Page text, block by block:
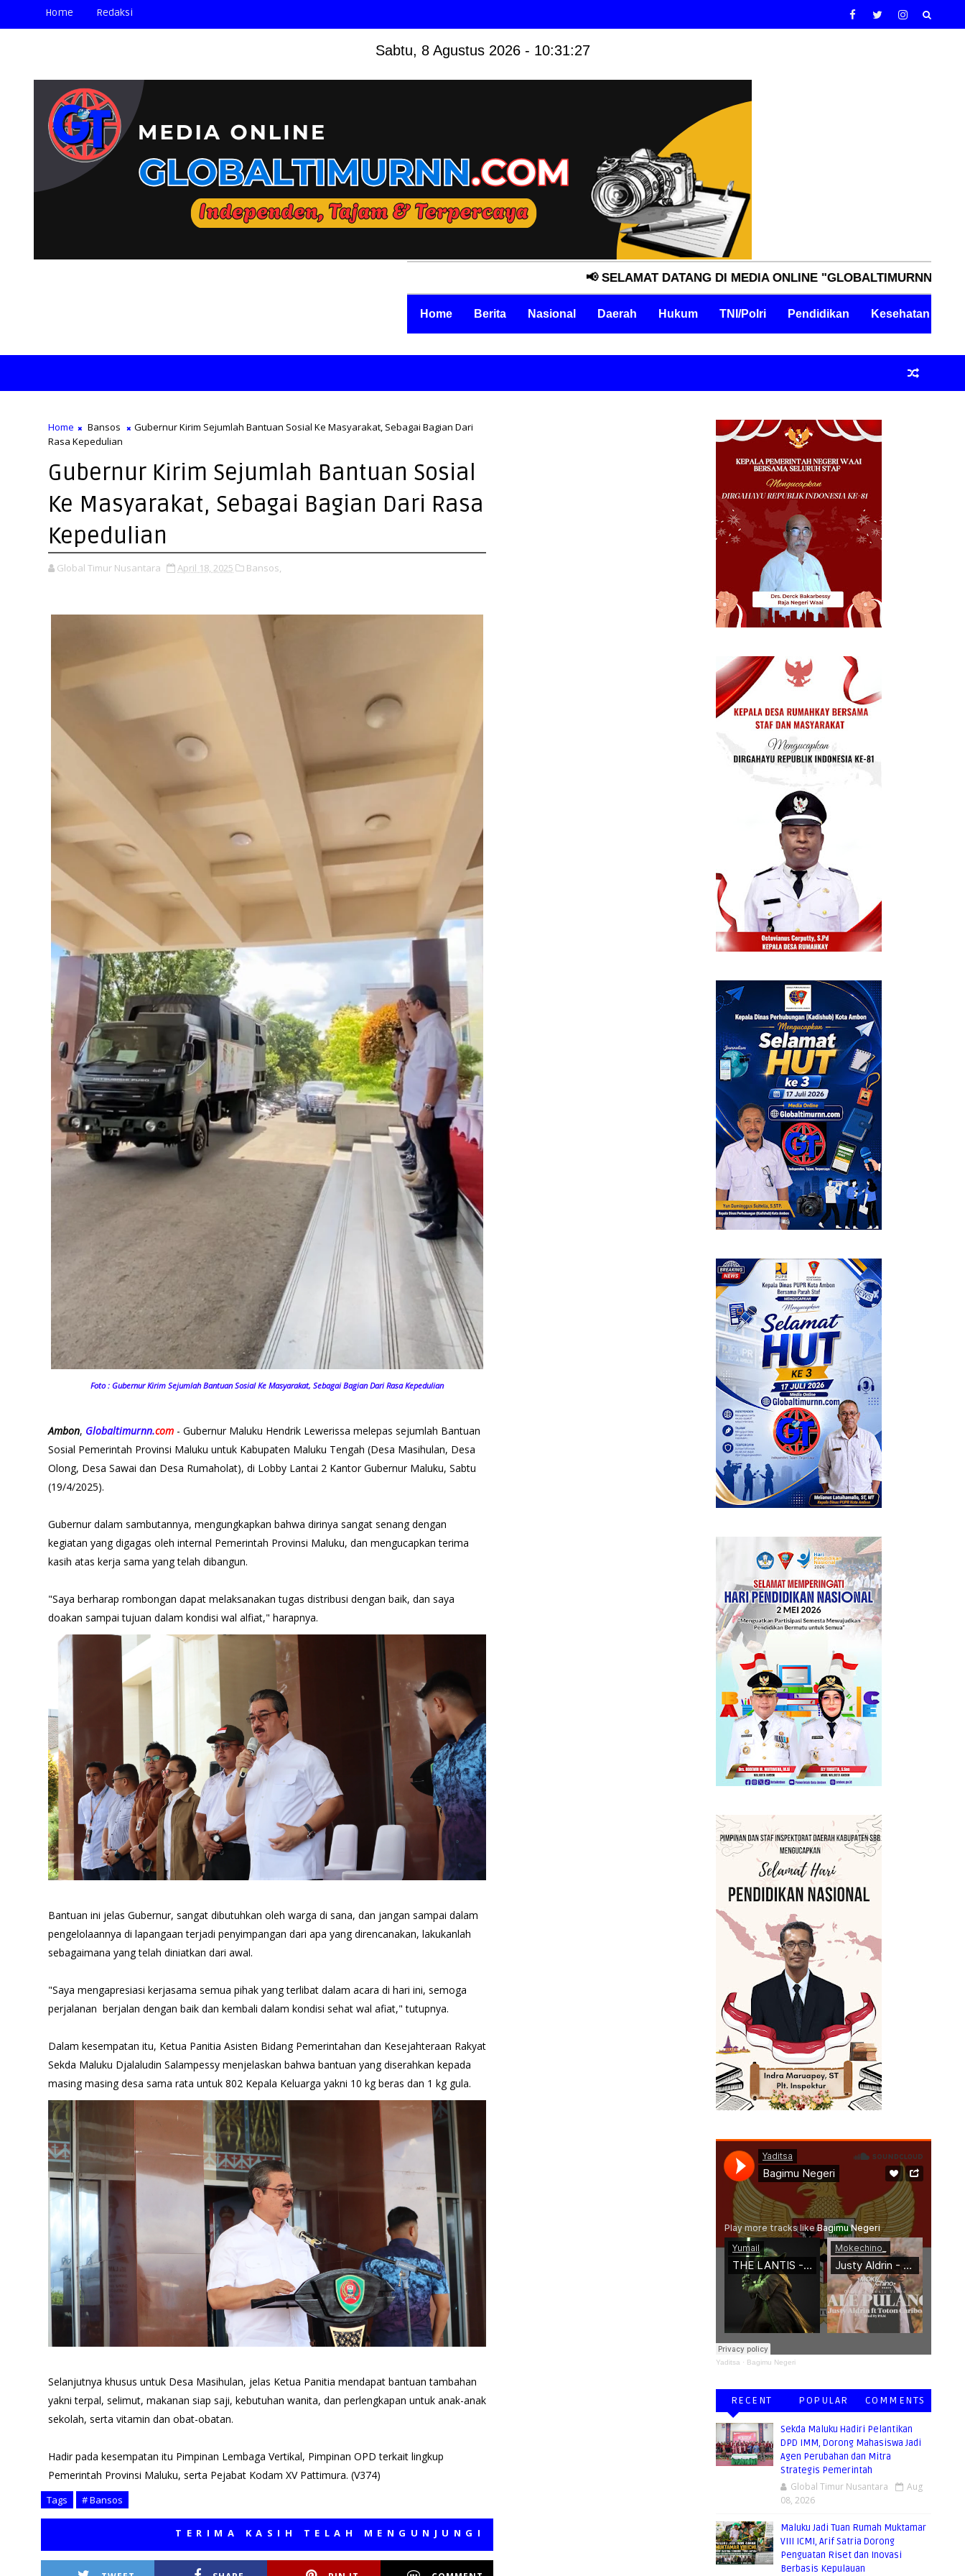
Home Redaksi
Sabtu, 8 Agustus 2026 - 10:31:28
📢 SELAMAT DATANG DI MEDIA ONLINE "GLOBALTIMURNN.COM"
Home Berita Nasional Daerah Hukum TNI/Polri Pendidikan Kesehatan
Home Bansos
Gubernur Kirim Sejumlah Bantuan Sosial Ke Masyarakat, Sebagai Bagian Dari
Rasa Kepedulian
Gubernur Kirim Sejumlah Bantuan Sosial
Ke Masyarakat, Sebagai Bagian Dari Rasa
Kepedulian
Global Timur Nusantara April 18, 2025 Bansos,
Foto : Gubernur Kirim Sejumlah Bantuan Sosial Ke Masyarakat, Sebagai Bagian Dari Rasa Kepedulian
Ambon, Globaltimurnn.com - Gubernur Maluku Hendrik Lewerissa melepas sejumlah Bantuan
Sosial Pemerintah Provinsi Maluku untuk Kabupaten Maluku Tengah (Desa Masihulan, Desa
Olong, Desa Sawai dan Desa Rumaholat), di Lobby Lantai 2 Kantor Gubernur Maluku, Sabtu
(19/4/2025).
Gubernur dalam sambutannya, mengungkapkan bahwa dirinya sangat senang dengan
kegiatan yang digagas oleh internal Pemerintah Provinsi Maluku, dan mengucapkan terima
kasih atas kerja sama yang telah dibangun.
"Saya berharap rombongan dapat melaksanakan tugas distribusi dengan baik, dan saya
doakan sampai tujuan dalam kondisi wal alfiat," harapnya.
Bantuan ini jelas Gubernur, sangat dibutuhkan oleh warga di sana, dan jangan sampai dalam
pengelolaannya di lapangaan terjadi penyimpangan dari apa yang direncanakan, lakukanlah
sebagaimana yang telah diniatkan dari awal.
"Saya mengapresiasi kerjasama semua pihak yang terlibat dalam acara di hari ini, semoga
perjalanan berjalan dengan baik dan kembali dalam kondisi sehat wal afiat," tutupnya.
Dalam kesempatan itu, Ketua Panitia Asisten Bidang Pemerintahan dan Kesejahteraan Rakyat
Sekda Maluku Djalaludin Salampessy menjelaskan bahwa bantuan yang diserahkan kepada
masing masing desa sama rata untuk 802 Kepala Keluarga yakni 10 kg beras dan 1 kg gula.
Selanjutnya khusus untuk Desa Masihulan, jelas Ketua Panitia mendapat bantuan tambahan
yakni terpal, selimut, makanan siap saji, kebutuhan wanita, dan perlengkapan untuk anak-anak
sekolah, serta vitamin dan obat-obatan.
Hadir pada kesempatan itu Pimpinan Lembaga Vertikal, Pimpinan OPD terkait lingkup
Pemerintah Provinsi Maluku, serta Pejabat Kodam XV Pattimura. (V374)
Tags # Bansos
TERIMA KASIH TELAH MENGUNJUNGI MEDIA KAMI, SEMOGA BERMANFAAT
Yaditsa · Bagimu Negeri
RECENT POPULAR COMMENTS
Sekda Maluku Hadiri Pelantikan
DPD IMM, Dorong Mahasiswa Jadi
Agen Perubahan dan Mitra
Strategis Pemerintah
Global Timur Nusantara
Aug
08, 2026
Maluku Jadi Tuan Rumah Muktamar
VIII ICMI, Arif Satria Dorong
Penguatan Riset dan Inovasi
Berbasis Kepulauan